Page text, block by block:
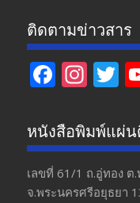
ติดตามข่าวสาร
F
e
b
o
In
a
gr
a
T
หนังสือพิมพ์แผ่
เลขที่ 61/1 ถ.อู่ทอง​ ต
จ.พระนครศรีอยุธยา